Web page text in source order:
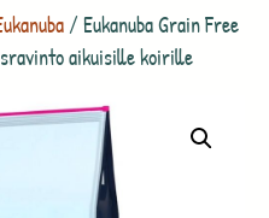
/ Eukanuba Grain Free
aikuisille koirille